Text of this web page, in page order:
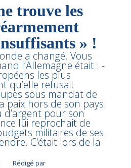
trouve les
» !
a changé. Vous
l’Allemagne était : -
les plus
qu’elle refusait
sous mandat de
paix hors de son pays.
d’argent pour son
lui reprochait de
militaires de ses
C'était lors de la
Rédigé par